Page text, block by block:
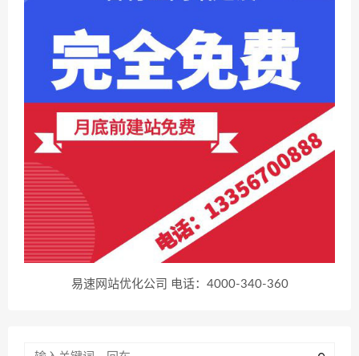
易速网站优化公司 电话：4000-340-360